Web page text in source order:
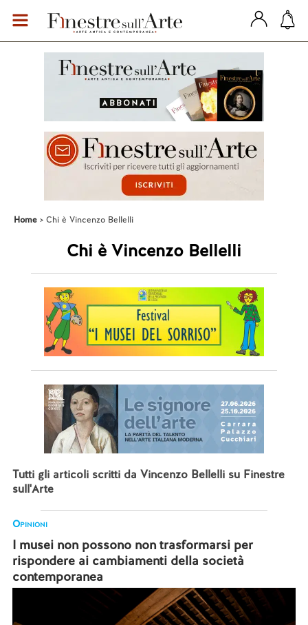
Home Chi è Vincenzo Bellelli
Chi è Vincenzo Bellelli
Tutti gli articoli scritti da Vincenzo Bellelli su Finestre
sull'Arte
Opinioni
I musei non possono non trasformarsi per
rispondere ai cambiamenti della società
contemporanea